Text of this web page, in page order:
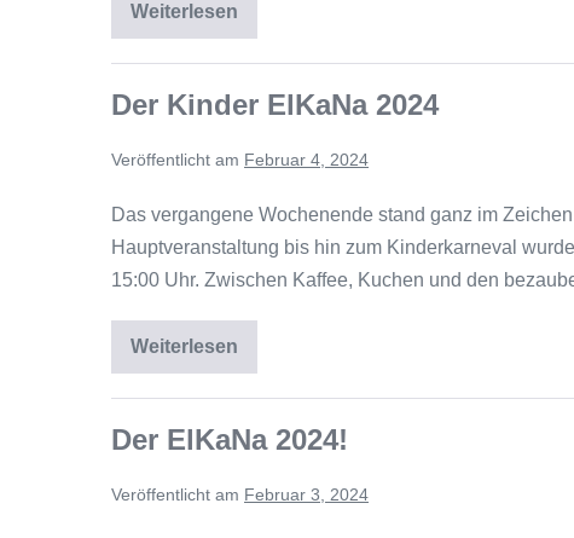
Weiterlesen
Der Kinder ElKaNa 2024
Veröffentlicht am Februar 4, 2024
Das vergangene Wochenende stand ganz im
Hauptveranstaltung bis hin zum Kinderkarneval
15:00 Uhr. Zwischen Kaffee, Kuchen und den
Weiterlesen
Der ElKaNa 2024!
Veröffentlicht am Februar 3, 2024